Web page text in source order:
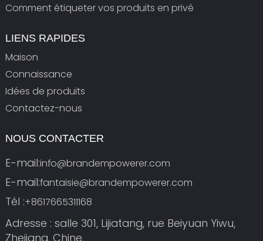
Comment étiqueter vos produits en privé
LIENS RAPIDES
Maison
Connaissance
Idées de produits
Contactez-nous
NOUS CONTACTER
E-mail:info@brandempowerer.com
E-mail:fantaisie@brandempowerer.com
Tél :+8617665311168
Adresse : salle 301, Lijiatang, rue Beiyuan Yiwu,
Zhejiang, Chine.